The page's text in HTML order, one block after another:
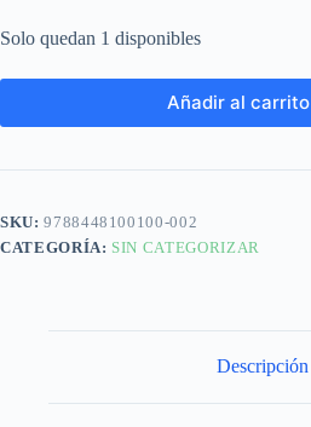
Solo quedan 1 disponibles
Añadir al carrito
SKU:9788448100100-002
CATEGORÍA: SIN CATEGORIZAR
Descripción